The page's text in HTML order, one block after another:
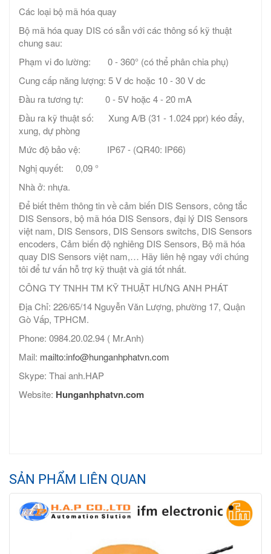
Các loại bộ mã hóa quay
Bộ mã hóa quay DIS có sẵn với các thông số kỹ thuật
chung sau:
Phạm vi đo lường: 0 - 360° (có thể phân chia phụ)
Cung cấp năng lượng: 5 V dc hoặc 10 - 30 V dc
Đầu ra tương tự: 0 - 5V hoặc 4 - 20 mA
Đầu ra kỹ thuật số: Xung A/B (31 - 1.024 ppr) kéo đẩy,
xung, dự phòng
Mức độ bảo vệ: IP67 - (QR40: IP66)
Nghị quyết: 0,09 °
Nhà ở: nhựa.
Để biết thêm thông tin về cảm biến DIS Sensors, công tắc
DIS Sensors, bộ mã hóa DIS Sensors, đại lý DIS Sensors
việt nam, DIS Sensors, DIS Sensors switchs, DIS Sensors
encoders, Cảm biến độ nghiêng DIS Sensors, Bộ mã hóa
quay DIS Sensors việt nam,… Hãy liên hệ ngay với chúng
tôi để tư vấn hỗ trợ kỹ thuật và giá tốt nhất.
CÔNG TY TNHH TM KỸ THUẬT HƯNG ANH PHÁT
Địa Chỉ: 226/65/14 Nguyễn Văn Lượng, phường 17, Quận
Gò Vấp, TPHCM.
Phone: 0984.20.02.94 ( Mr.Anh)
Mail: mailto:info@hunganhphatvn.com
Skype: Thai anh.HAP
Website: Hunganhphatvn.com
SẢN PHẨM LIÊN QUAN